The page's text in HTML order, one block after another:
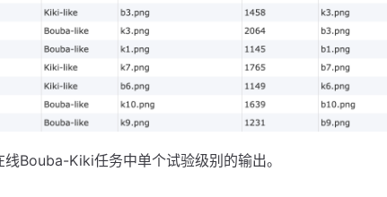
Bouba-Kiki任务中单个试验级别的输出。